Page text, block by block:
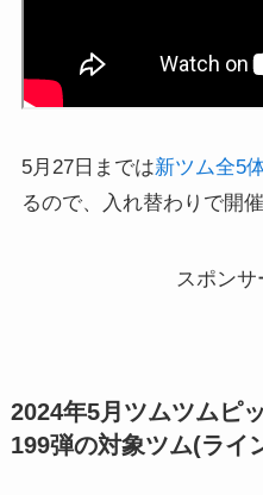
5月27日までは新ツム全5
るので、入れ替わりで開催
スポンサ
2024年5月ツムツムピ
199弾の対象ツム(ライ